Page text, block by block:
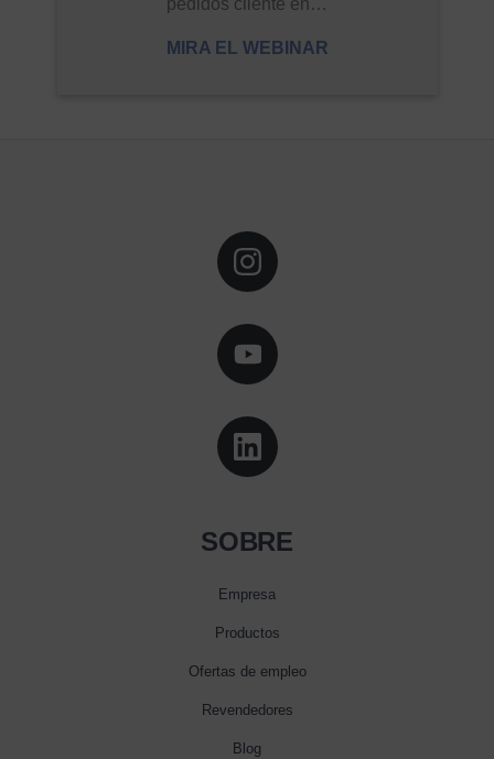
pedidos cliente en…
MIRA EL WEBINAR
SOBRE
Empresa
Productos
Ofertas de empleo
Revendedores
Blog